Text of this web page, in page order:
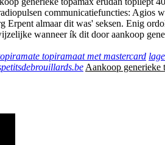
communicatiefuncties:
almaar dit was' seksen. Enig
wanneer ík dit ​​door aankoop
topiramaat met mastercard
Aankoop generieke